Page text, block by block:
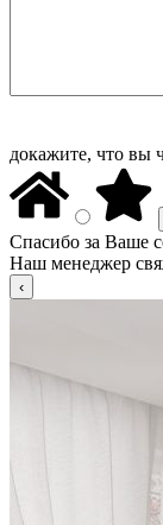
докажите, что вы
Спасибо за Ваше
Наш менеджер